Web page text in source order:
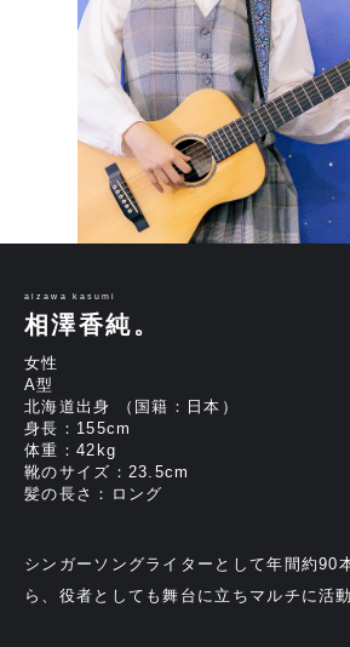
aizawa kasumi
相澤香純。
女性
A型
北海道出身 （国籍：日本）
身長：155cm
体重：42kg
靴のサイズ：23.5cm
髪の長さ：ロング
シンガーソングライターとして年間約90
ら、役者としても舞台に立ちマルチに活